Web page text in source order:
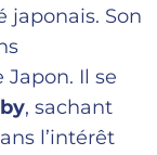
japonais. Son
Japon. Il se
, sachant
l’intérêt